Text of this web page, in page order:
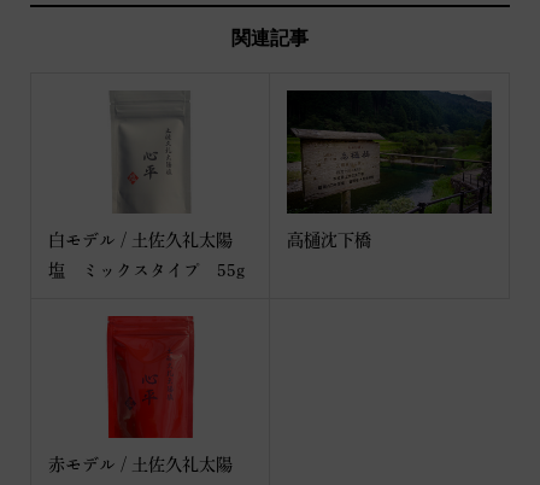
関連記事
白モデル / 土佐久礼太陽
塩 ミックスタイプ 55g
高樋沈下橋
赤モデル / 土佐久礼太陽